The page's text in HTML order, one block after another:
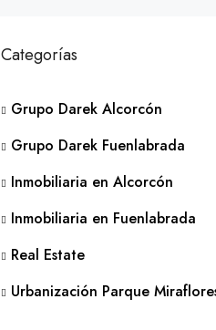
Categorías
Grupo Darek Alcorcón
Grupo Darek Fuenlabrada
Inmobiliaria en Alcorcón
Inmobiliaria en Fuenlabrada
Real Estate
Urbanización Parque